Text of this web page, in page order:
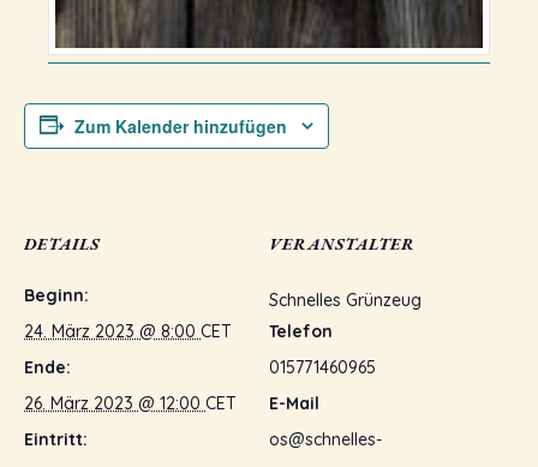
Zum Kalender hinzufügen
DETAILS
Beginn:
24. März 2023 @ 8:00 CET
Ende:
26. März 2023 @ 12:00 CET
Eintritt:
VERANSTALTER
Schnelles Grünzeug
Telefon
015771460965
E-Mail
os@schnelles-